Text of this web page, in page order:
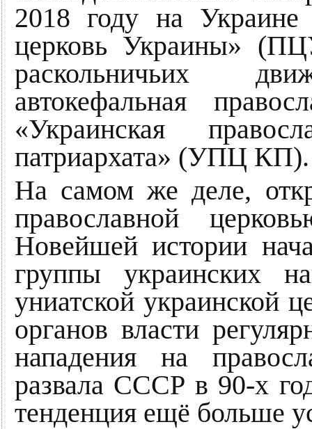
2018 году на Украине
церковь Украины»
раскольничьих
автокефальная
«Украинская
патриархата» (УПЦ КП).
На самом же деле,
православной
Новейшей истории
группы украинских
униатской украинской
органов власти
нападения на
развала СССР в 90-х
тенденция ещё больше